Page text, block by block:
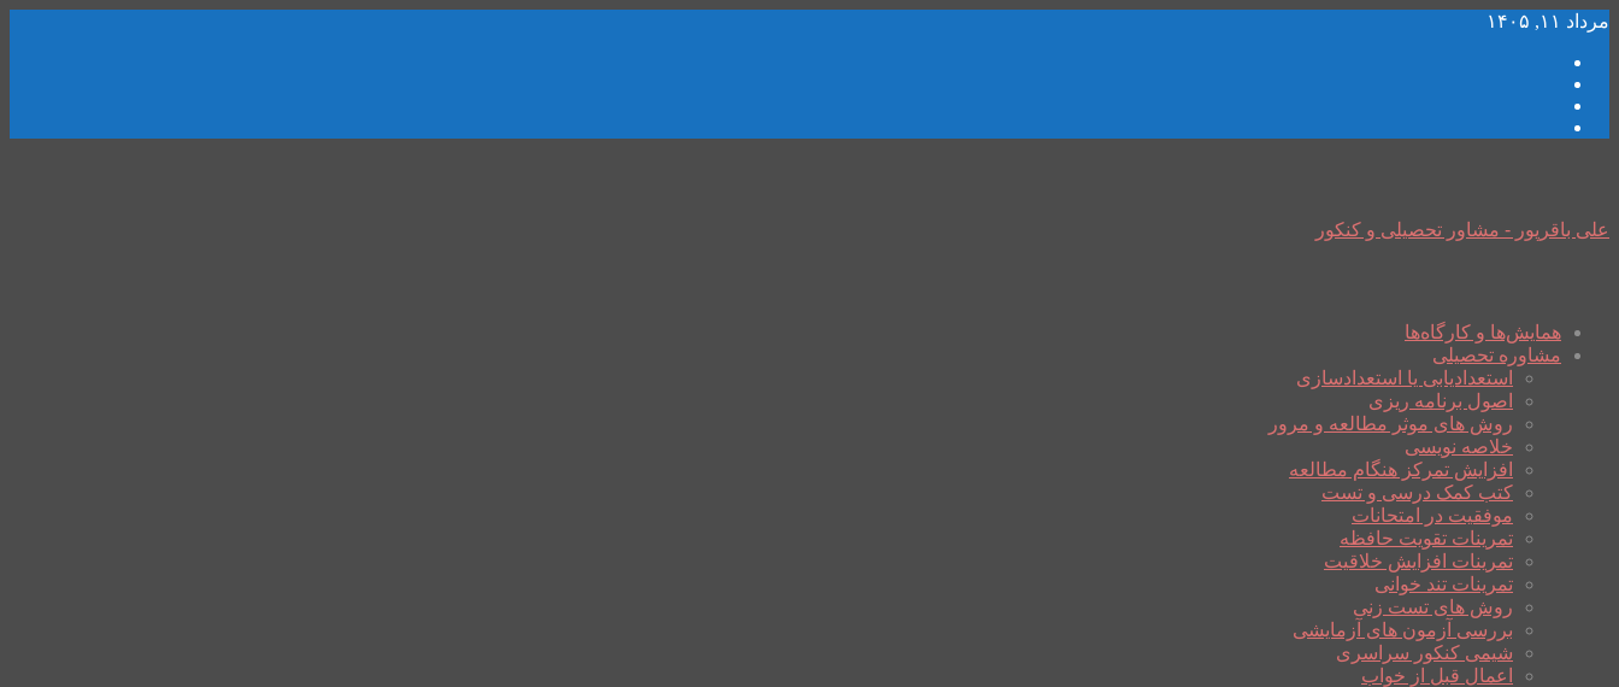
مرداد ۱۱, ۱۴۰۵
علی باقرپور - مشاور تحصیلی و کنکور
همایش‌ها و کارگاه‌ها
مشاوره تحصیلی
استعدادیابی یا استعدادسازی
اصول برنامه ریزی
روش های موثر مطالعه و مرور
خلاصه نویسی
افزایش تمرکز هنگام مطالعه
کتب کمک درسی و تست
موفقیت در امتحانات
تمرینات تقویت حافظه
تمرینات افزایش خلاقیت
تمرینات تند خوانی
روش های تست زنی
بررسی آزمون های آزمایشی
شیمی کنکور سراسری
اعمال قبل از خواب